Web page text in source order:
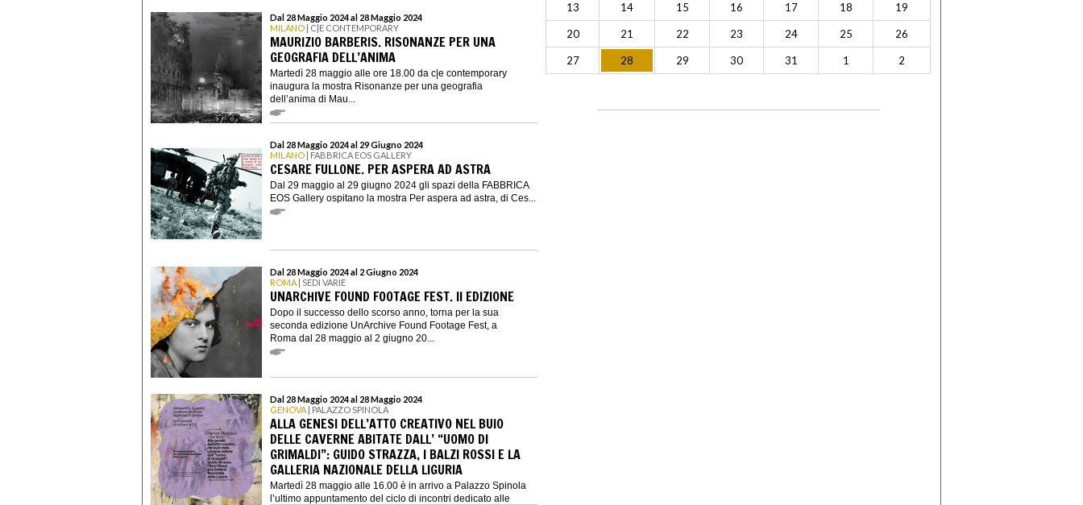
Dal 28 Maggio 2024 al 28 Maggio 2024
MILANO | C|E CONTEMPORARY
MAURIZIO BARBERIS. RISONANZE PER UNA
GEOGRAFIA DELL’ANIMA
Martedì 28 maggio alle ore 18.00 da c|e contemporary
inaugura la mostra Risonanze per una geografia
dell’anima di Mau...
Dal 28 Maggio 2024 al 29 Giugno 2024
MILANO | FABBRICA EOS GALLERY
CESARE FULLONE. PER ASPERA AD ASTRA
Dal 29 maggio al 29 giugno 2024 gli spazi della FABBRICA
EOS Gallery ospitano la mostra Per aspera ad astra, di Ces...
Dal 28 Maggio 2024 al 2 Giugno 2024
ROMA | SEDI VARIE
UNARCHIVE FOUND FOOTAGE FEST. II EDIZIONE
Dopo il successo dello scorso anno, torna per la sua
seconda edizione UnArchive Found Footage Fest, a
Roma dal 28 maggio al 2 giugno 20...
Dal 28 Maggio 2024 al 28 Maggio 2024
GENOVA | PALAZZO SPINOLA
ALLA GENESI DELL’ATTO CREATIVO NEL BUIO
DELLE CAVERNE ABITATE DALL’ “UOMO DI
GRIMALDI”: GUIDO STRAZZA, I BALZI ROSSI E LA
GALLERIA NAZIONALE DELLA LIGURIA
Martedì 28 maggio alle 16.00 è in arrivo a Palazzo Spinola
l’ultimo appuntamento del ciclo di incontri dedicato alle
13 14 15 16 17 18 19
20 21 22 23 24 25 26
27 28 29 30 31 1 2